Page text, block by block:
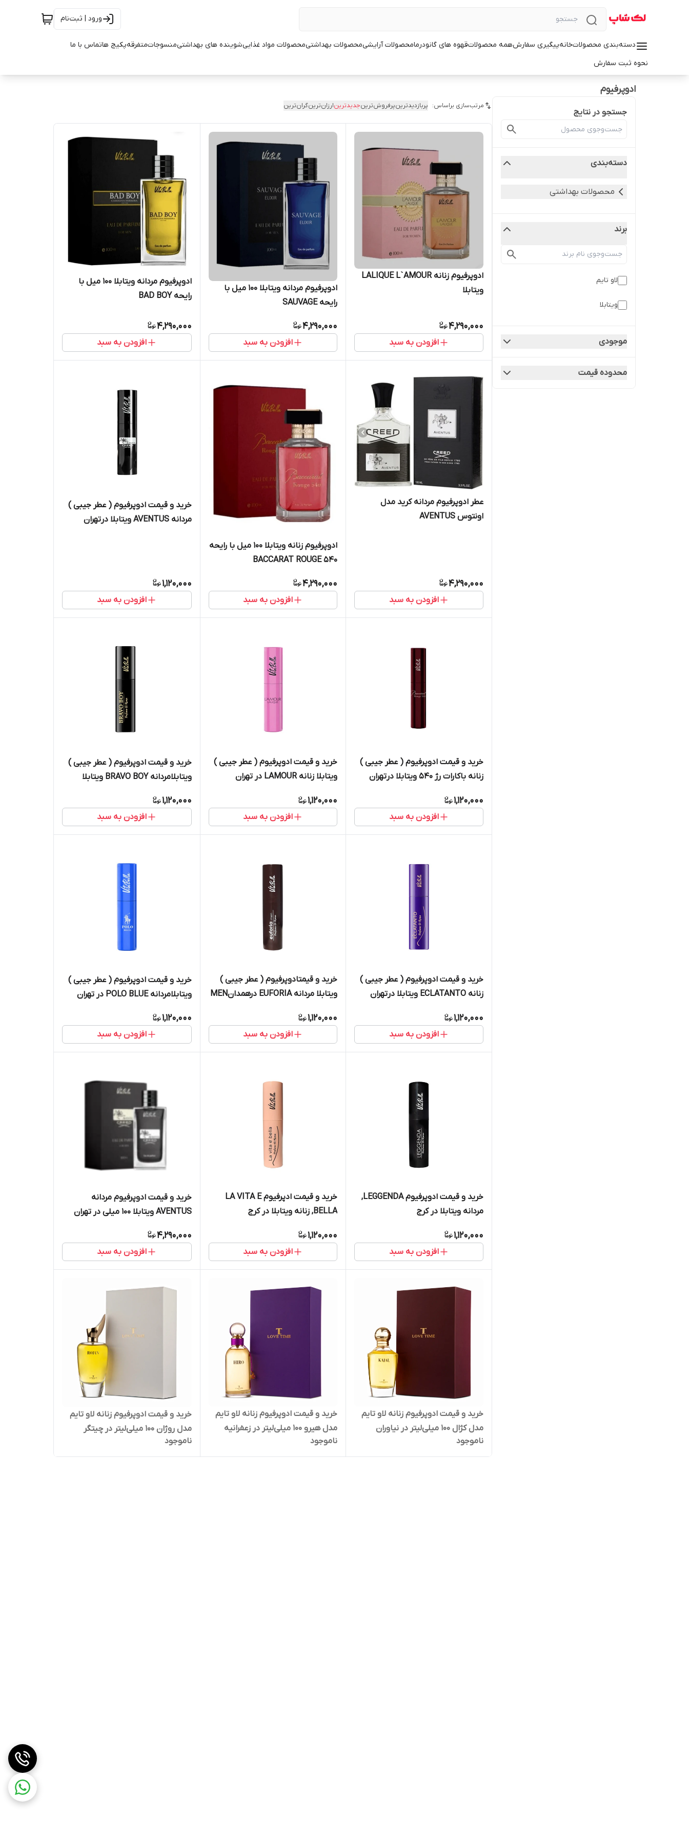
ورود | ثبت‌نام
دسته‌بندی محصولاتخانهپیگیری سفارشهمه محصولاتقهوه های گانودرمامحصولات آرایشیمحصولات بهداشتیمحصولات مواد غذاییشوینده های بهداشتیمنسوجاتمتفرقهپکیج هاتماس با ما
نحوه ثبت سفارش
ادوپرفیوم
جستجو در نتایج
دسته‌بندی
محصولات بهداشتی
برند
لاو تایم
ویتابلا
موجودی
محدوده قیمت
مرتب‌سازی براساس: پربازدیدترینپرفروش‌ترینجدیدترینارزان‌ترینگران‌ترین
ادوپرفیوم زنانه LALIQUE L`AMOUR
ویتابلا
4,290,000
افزودن به سبد
ادوپرفیوم مردانه ویتابلا ۱۰۰ میل با
رایحه SAUVAGE
4,290,000
افزودن به سبد
ادوپرفیوم مردانه ویتابلا ۱۰۰ میل با
رایحه BAD BOY
4,290,000
افزودن به سبد
عطر ادوپرفیوم مردانه کرید مدل
اونتوس AVENTUS
4,290,000
افزودن به سبد
ادوپرفیوم زنانه ویتابلا ۱۰۰ میل با رایحه
BACCARAT ROUGE ۵۴۰
4,290,000
افزودن به سبد
خرید و قیمت ادوپرفیوم ( عطر جیبی )
مردانه AVENTUS ویتابلا درتهران
1,120,000
افزودن به سبد
خرید و قیمت ادوپرفیوم ( عطر جیبی )
زنانه باکارات رژ ۵۴۰ ویتابلا درتهران
1,120,000
افزودن به سبد
خرید و قیمت ادوپرفیوم ( عطر جیبی )
ویتابلا زنانه LAMOUR در تهران
1,120,000
افزودن به سبد
خرید و قیمت ادوپرفیوم ( عطر جیبی )
ویتابلامردانه BRAVO BOY ویتابلا
1,120,000
افزودن به سبد
خرید و قیمت ادوپرفیوم ( عطر جیبی )
زنانه ECLATANTO ویتابلا درتهران
1,120,000
افزودن به سبد
خرید و قیمتادوپرفیوم ( عطر جیبی )
ویتابلا مردانه EUFORIA درهمدانMEN
1,120,000
افزودن به سبد
خرید و قیمت ادوپرفیوم ( عطر جیبی )
ویتابلامردانه POLO BLUE در تهران
1,120,000
افزودن به سبد
خرید و قیمت ادوپرفیوم LEGGENDA,
مردانه ویتابلا در کرج
1,120,000
افزودن به سبد
خرید و قیمت ادپرفیوم LA VITA E
BELLA, زنانه ویتابلا در کرج
1,120,000
افزودن به سبد
خرید و قیمت ادوپرفیوم مردانه
AVENTUS ویتابلا 100 میلی در تهران
4,290,000
افزودن به سبد
خرید و قیمت ادوپرفیوم زنانه لاو تایم
مدل کژال 100 میلی‌لیتر در نیاوران
ناموجود
خرید و قیمت ادوپرفیوم زنانه لاو تایم
مدل هیرو 100 میلی‌لیتر در زعفرانیه
ناموجود
خرید و قیمت ادوپرفیوم زنانه لاو تایم
مدل روژان 100 میلی‌لیتر در چیتگر
ناموجود